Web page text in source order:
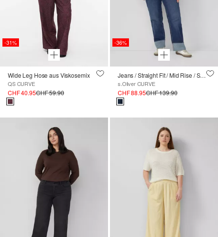
-31%
Wide Leg Hose aus Viskosemix
QS CURVE
CHF 40.95CHF 59.90
-36%
Jeans / Straight Fit / Mid Rise / Straight Leg / Aufschlag
s.Oliver CURVE
CHF 88.95CHF 139.90